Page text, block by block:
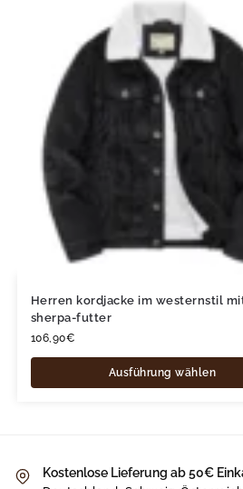
Herren kordjacke im westernstil
sherpa-futter
106,90€
Ausführung wählen
Kostenlose Lieferung ab 50€